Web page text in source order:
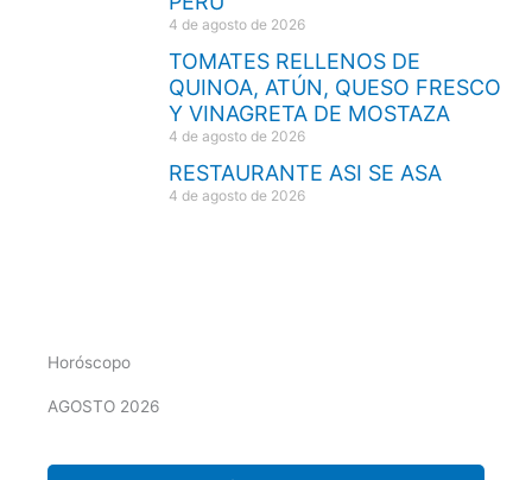
4 de agosto de 2026
TOMATES RELLENOS DE
QUINOA, ATÚN, QUESO FRESCO
Y VINAGRETA DE MOSTAZA
4 de agosto de 2026
RESTAURANTE ASI SE ASA
4 de agosto de 2026
Horóscopo
AGOSTO 2026